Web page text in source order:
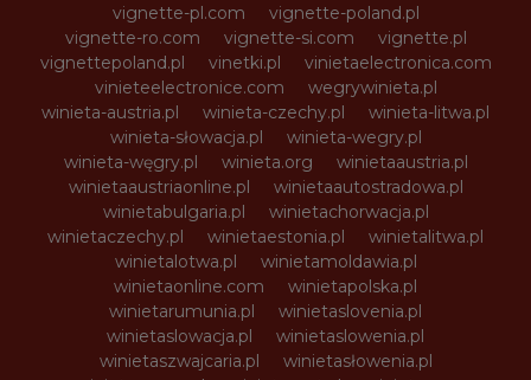
vignette-pl.com
vignette-poland.pl
vignette-ro.com
vignette-si.com
vignette.pl
vignettepoland.pl
vinetki.pl
vinietaelectronica.com
vinieteelectronice.com
wegrywinieta.pl
winieta-austria.pl
winieta-czechy.pl
winieta-litwa.pl
winieta-słowacja.pl
winieta-wegry.pl
winieta-węgry.pl
winieta.org
winietaaustria.pl
winietaaustriaonline.pl
winietaautostradowa.pl
winietabulgaria.pl
winietachorwacja.pl
winietaczechy.pl
winietaestonia.pl
winietalitwa.pl
winietalotwa.pl
winietamoldawia.pl
winietaonline.com
winietapolska.pl
winietarumunia.pl
winietaslovenia.pl
winietaslowacja.pl
winietaslowenia.pl
winietaszwajcaria.pl
winietasłowenia.pl